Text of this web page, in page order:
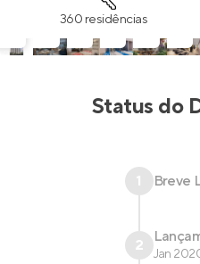
360 residências
Status do
1 Breve
2 Jan